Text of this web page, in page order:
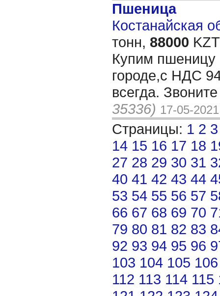
Пшеница
Костанайская
тонн, 88000
Купим пшеницу
городе,c НДС
всегда.
35336) 17-05-2021
Страницы: 1 2 3
14 15 16 17 18
27 28 29 30 31
40 41 42 43 44
53 54 55 56 57
66 67 68 69 70
79 80 81 82 83
92 93 94 95 96
103 104 105 106
112 113 114 115